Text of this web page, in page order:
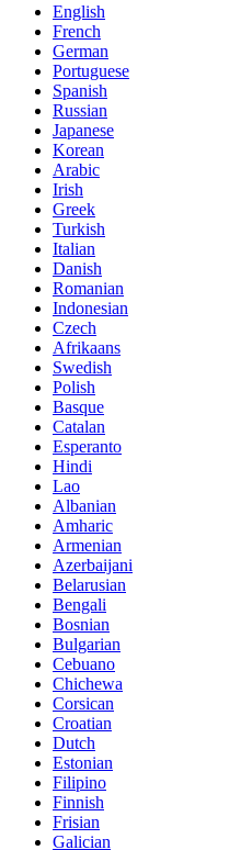
English
French
German
Portuguese
Spanish
Russian
Japanese
Korean
Arabic
Irish
Greek
Turkish
Italian
Danish
Romanian
Indonesian
Czech
Afrikaans
Swedish
Polish
Basque
Catalan
Esperanto
Hindi
Lao
Albanian
Amharic
Armenian
Azerbaijani
Belarusian
Bengali
Bosnian
Bulgarian
Cebuano
Chichewa
Corsican
Croatian
Dutch
Estonian
Filipino
Finnish
Frisian
Galician